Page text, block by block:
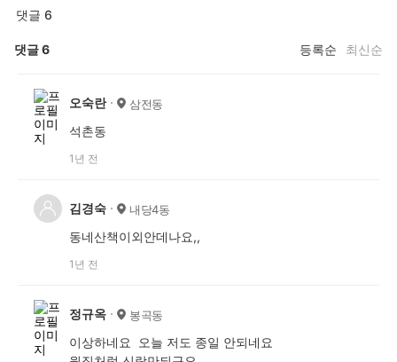
댓글 6
댓글6 등록순 최신순
오숙란 삼전동
석촌동
1년 전
김경숙 내당4동
동네산책이외안데나요,,
1년 전
정규옥 봉곡동
이상하네요 오늘 저도 종일 안되네요